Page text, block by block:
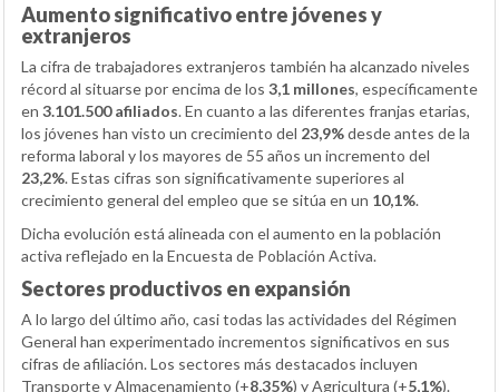
Aumento significativo entre jóvenes y
extranjeros
La cifra de trabajadores extranjeros también ha alcanzado niveles
récord al situarse por encima de los 3,1 millones, específicamente
en 3.101.500 afiliados. En cuanto a las diferentes franjas etarias,
los jóvenes han visto un crecimiento del 23,9%desde antes de la
reforma laboral y los mayores de 55 años un incremento del
23,2%. Estas cifras son significativamente superiores al
crecimiento general del empleo que se sitúa en un 10,1%.
Dicha evolución está alineada con el aumento en la población
activa reflejado en la Encuesta de Población Activa.
Sectores productivos en expansión
A lo largo del último año, casi todas las actividades del Régimen
General han experimentado incrementos significativos en sus
cifras de afiliación. Los sectores más destacados incluyen
Transporte y Almacenamiento (+8,35%) y Agricultura (+5,1%).